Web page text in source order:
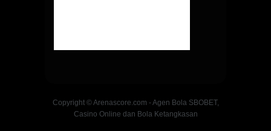
Copyright © Arenascore.com - Agen Bola SBOBET,
Casino Online dan Bola Ketangkasan